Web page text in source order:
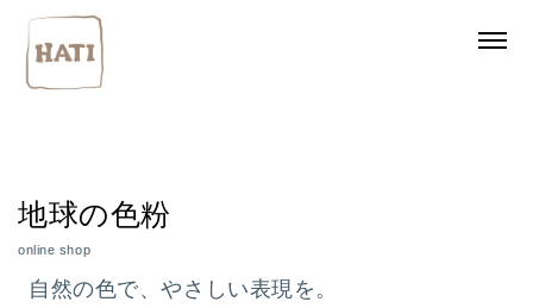
地球の色粉
online shop
自然の色で、やさしい表現を。